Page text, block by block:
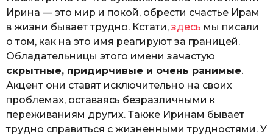
Ирина — это мир и покой, обрести счастье Ирам
в жизни бывает трудно. Кстати, здесь мы писали
о том, как на это имя реагируют за границей.
Обладательницы этого имени зачастую
скрытные, придирчивые и очень ранимые.
Акцент они ставят исключительно на своих
проблемах, оставаясь безразличными к
переживаниям других. Также Иринам бывает
трудно справиться с жизненными трудностями. У